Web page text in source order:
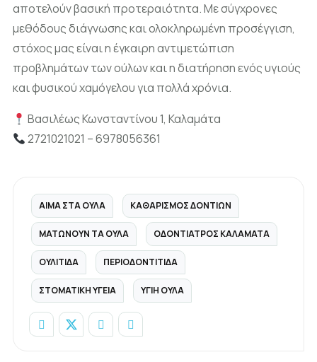
αποτελούν βασική προτεραιότητα. Με σύγχρονες
μεθόδους διάγνωσης και ολοκληρωμένη προσέγγιση,
στόχος μας είναι η έγκαιρη αντιμετώπιση
προβλημάτων των ούλων και η διατήρηση ενός υγιούς
και φυσικού χαμόγελου για πολλά χρόνια.
Βασιλέως Κωνσταντίνου 1, Καλαμάτα
2721021021 – 6978056361
ΑΊΜΑ ΣΤΑ ΟΎΛΑ ΚΑΘΑΡΙΣΜΌΣ ΔΟΝΤΙΏΝ
ΜΑΤΏΝΟΥΝ ΤΑ ΟΎΛΑ ΟΔΟΝΤΊΑΤΡΟΣ ΚΑΛΑΜΆΤΑ
ΟΥΛΊΤΙΔΑ ΠΕΡΙΟΔΟΝΤΊΤΙΔΑ
ΣΤΟΜΑΤΙΚΗ ΥΓΕΙΑ ΥΓΙΉ ΟΎΛΑ